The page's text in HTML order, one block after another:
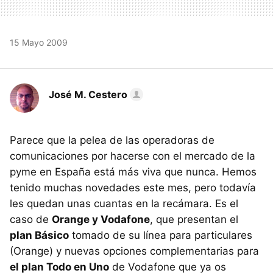
15 Mayo 2009
José M. Cestero
Parece que la pelea de las operadoras de
comunicaciones por hacerse con el mercado de la
pyme en España está más viva que nunca. Hemos
tenido muchas novedades este mes, pero todavía
les quedan unas cuantas en la recámara. Es el
caso de Orange y Vodafone, que presentan el
plan Básico tomado de su línea para particulares
(Orange) y nuevas opciones complementarias para
el plan Todo en Uno de Vodafone que ya os